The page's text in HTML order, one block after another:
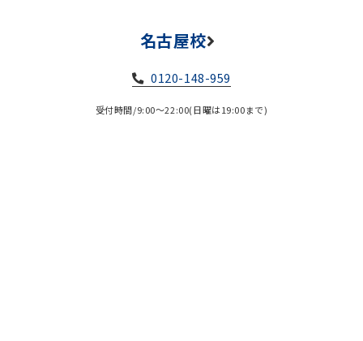
名古屋校
0120-148-959
受付時間/9:00～22:00(日曜は19:00まで)